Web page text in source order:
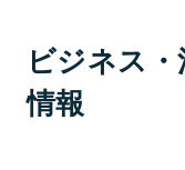
ビジネス
情報